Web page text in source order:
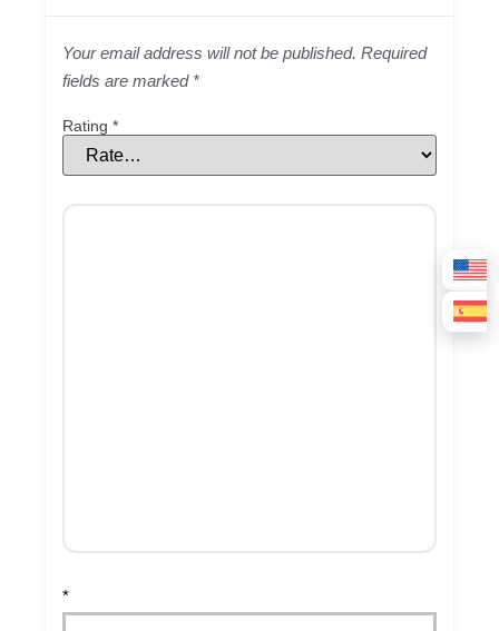
Your email address will not be published. Required
fields are marked *
Rating *
*